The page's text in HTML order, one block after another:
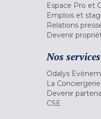
Espace Pro et
Emplois et
Relations
Devenir
Nos services
Odalys
La
Devenir
CSE